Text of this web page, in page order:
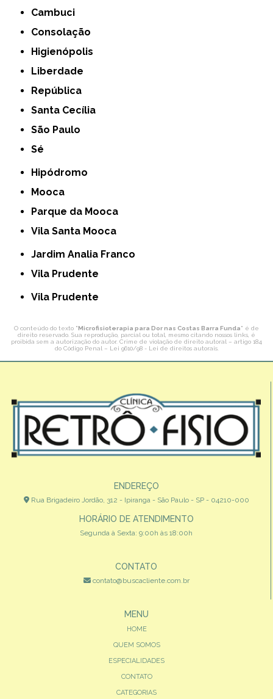
Cambuci
Consolação
Higienópolis
Liberdade
República
Santa Cecília
São Paulo
Sé
Hipódromo
Mooca
Parque da Mooca
Vila Santa Mooca
Jardim Analia Franco
Vila Prudente
Vila Prudente
O conteúdo do texto " Microfisioterapia para Dor nas Costas Barra Funda" é de
direito reservado. Sua reprodução, parcial ou total, mesmo citando nossos links, é
proibida sem a autorização do autor. Crime de violação de direito autoral – artigo 184
do Código Penal – Lei 9610/98 - Lei de direitos autorais.
ENDEREÇO
Rua Brigadeiro Jordão, 312 - Ipiranga - São Paulo - SP - 04210-000
HORÁRIO DE ATENDIMENTO
Segunda à Sexta: 9:00h às 18:00h
CONTATO
contato@buscacliente.com.br
MENU
HOME
QUEM SOMOS
ESPECIALIDADES
CONTATO
CATEGORIAS